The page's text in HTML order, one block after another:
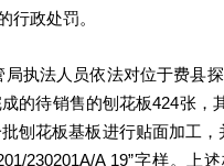
行政处罚。
法人员依法对位于费县
的待销售的刨花板424张，
刨花板基板进行贴面加工
230201A/A 19”字样。上